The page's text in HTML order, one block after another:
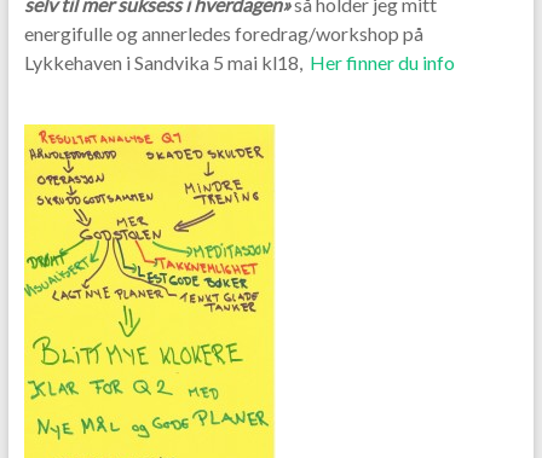
energifulle og annerledes foredrag/workshop på
Lykkehaven i Sandvika 5 mai kl18, Her finner du info